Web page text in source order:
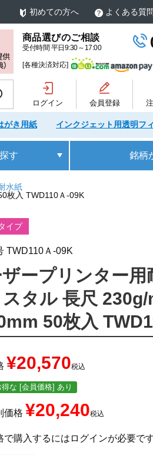
初めての方へ よくある質問
商品選びのご相談
受付時間 平日9:30～17:00
[各種決済対応]
ログイン 会員登録
がき用紙 インクジェット用透明フ
す 銘柄
水紙
枚入 TWD110Ａ-09K
イプ
TWD110Ａ-09K
ープリンター用
タル 長尺
50枚入
¥20,570税込
な [会員価格] あり
価格 ¥20,240税込
で購入するにはログインが必要です